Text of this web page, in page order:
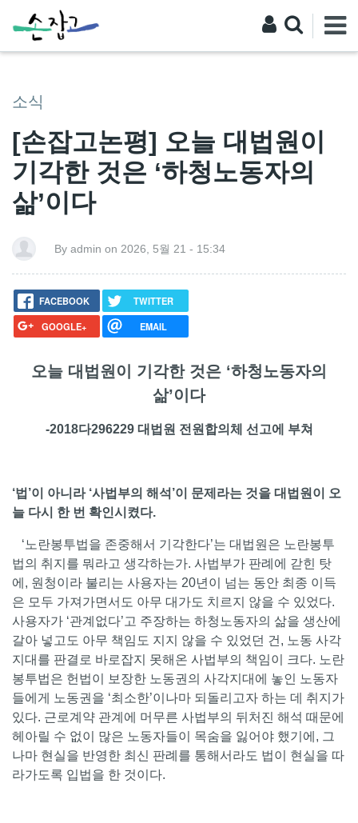
소식
[손잡고논평] 오늘 대법원이
기각한 것은 ‘하청노동자의
삶’이다
By admin on 2026, 5월 21 - 15:34
FACEBOOK
TWITTER
GOOGLE+
EMAIL
오늘 대법원이 기각한 것은 ‘하청노동자의
삶’이다
-2018다296229 대법원 전원합의체 선고에 부쳐
‘법’이 아니라 ‘사법부의 해석’이 문제라는 것을 대법원이 오
늘 다시 한 번 확인시켰다.
‘노란봉투법을 존중해서 기각한다’는 대법원은 노란봉투
법의 취지를 뭐라고 생각하는가. 사법부가 판례에 갇힌 탓
에, 원청이라 불리는 사용자는 20년이 넘는 동안 최종 이득
은 모두 가져가면서도 아무 대가도 치르지 않을 수 있었다.
사용자가 ‘관계없다’고 주장하는 하청노동자의 삶을 생산에
갈아 넣고도 아무 책임도 지지 않을 수 있었던 건, 노동 사각
지대를 판결로 바로잡지 못해온 사법부의 책임이 크다. 노란
봉투법은 헌법이 보장한 노동권의 사각지대에 놓인 노동자
들에게 노동권을 ‘최소한’이나마 되돌리고자 하는 데 취지가
있다. 근로계약 관계에 머무른 사법부의 뒤처진 해석 때문에
헤아릴 수 없이 많은 노동자들이 목숨을 잃어야 했기에, 그
나마 현실을 반영한 최신 판례를 통해서라도 법이 현실을 따
라가도록 입법을 한 것이다.